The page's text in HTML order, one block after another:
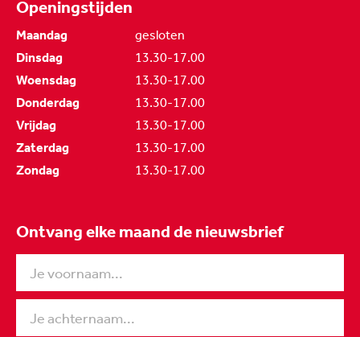
Openingstijden
Maandag
gesloten
Dinsdag
13.30-17.00
Woensdag
13.30-17.00
Donderdag
13.30-17.00
Vrijdag
13.30-17.00
Zaterdag
13.30-17.00
Zondag
13.30-17.00
Ontvang elke maand de nieuwsbrief